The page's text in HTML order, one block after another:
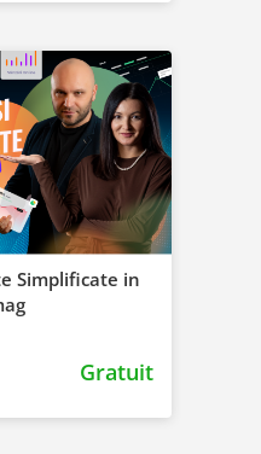
Simplificate in
Gratuit